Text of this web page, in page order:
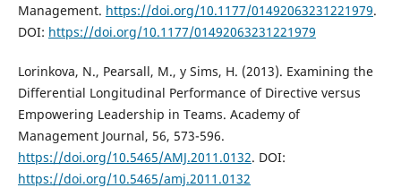
Management. https://doi.org/10.1177/01492063231221979.
DOI: https://doi.org/10.1177/01492063231221979
Lorinkova, N., Pearsall, M., y Sims, H. (2013). Examining the
Differential Longitudinal Performance of Directive versus
Empowering Leadership in Teams. Academy of
Management Journal, 56, 573-596.
https://doi.org/10.5465/AMJ.2011.0132. DOI:
https://doi.org/10.5465/amj.2011.0132